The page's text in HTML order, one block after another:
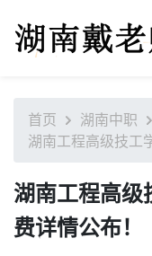
首页
湖南中职
湖南工程高级技工
湖南工程高
费详情公布！